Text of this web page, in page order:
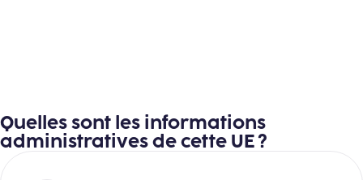
Quelles sont les informations
administratives de cette UE ?